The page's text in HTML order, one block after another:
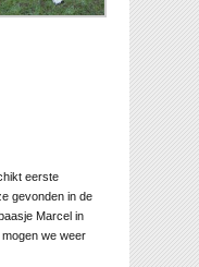
eerste
gevonden in de
Marcel in
we weer